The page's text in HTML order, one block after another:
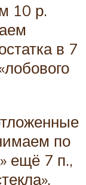
10 р.
в 7
по
ещё 7 п.,